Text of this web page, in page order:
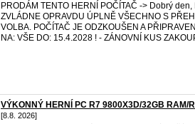
PRODÁM TENTO HERNÍ POČÍTAČ -> Dobrý den,
ZVLÁDNE OPRAVDU ÚPLNĚ VŠECHNO S
VOLBA. POČÍTAČ JE ODZKOUŠEN A
NA: VŠE DO: 15.4.2028 ! - ZÁNOVNÍ KUS
VÝKONNÝ HERNÍ PC R7 9800X3D/32GB RAM/
[8.8. 2026]